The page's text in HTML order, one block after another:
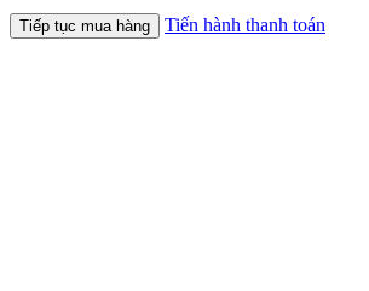
Tiếp tục mua hàng Tiến hành thanh toán